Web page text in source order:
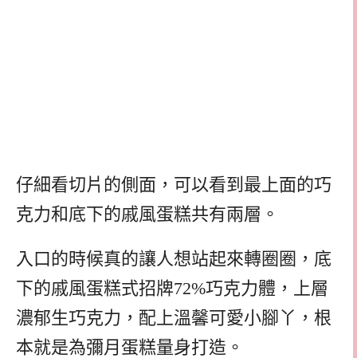
仔細看切片的側面，可以看到最上面的巧
克力和底下的戚風蛋糕共有兩層。
入口的時候真的讓人想站起來轉圈圈，底
下的戚風蛋糕式招牌72%巧克力體，上層
濃郁生巧克力，配上溫馨可愛小腳丫，根
本就是為彌月蛋糕量身打造。